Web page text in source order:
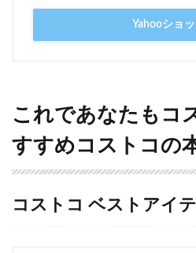
Yahooショ
これであなたもコ
すすめコストコの
コストコ ベストアイ